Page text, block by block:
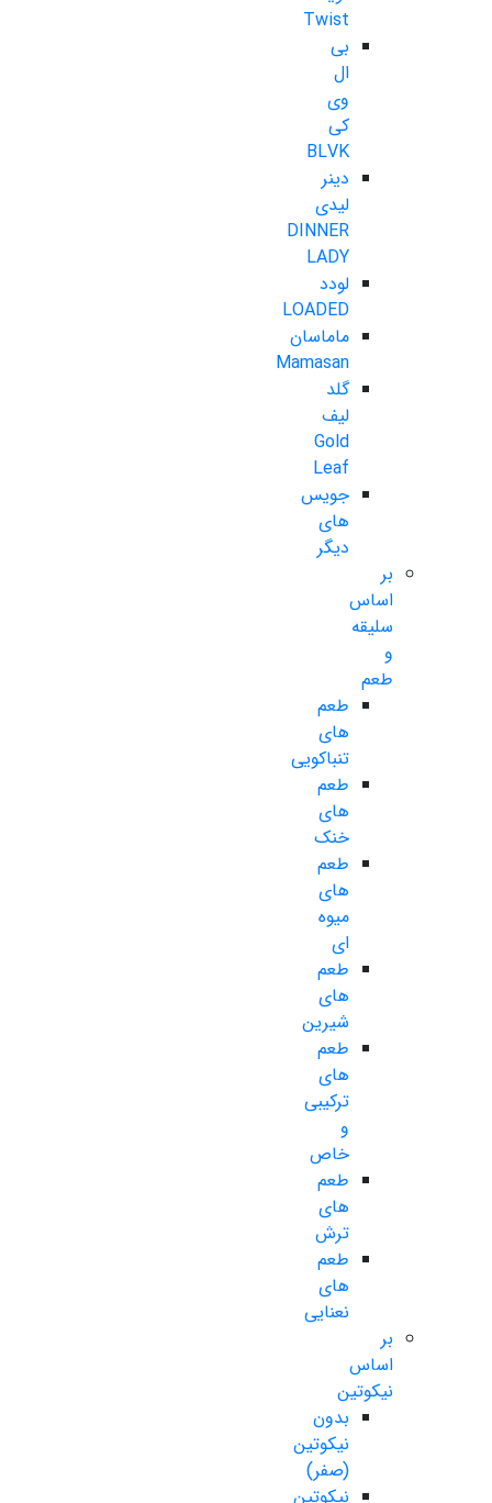
Twist
بی
ال
وی
کی
BLVK
دینر
لیدی
DINNER
LADY
لودد
LOADED
ماماسان
Mamasan
گلد
لیف
Gold
Leaf
جویس
های
دیگر
بر
اساس
سلیقه
و
طعم
طعم
های
تنباکویی
طعم
های
خنک
طعم
های
میوه
ای
طعم
های
شیرین
طعم
های
ترکیبی
و
خاص
طعم
های
ترش
طعم
های
نعنایی
بر
اساس
نیکوتین
بدون
نیکوتین
(صفر)
نیکوتین